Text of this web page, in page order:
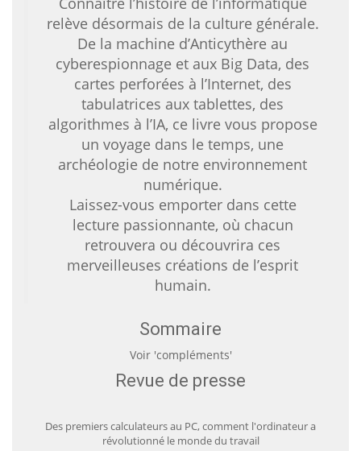
relève désormais de la culture générale.
De la machine d’Anticythère au
cyberespionnage et aux Big Data, des
cartes perforées à l’Internet, des
tabulatrices aux tablettes, des
algorithmes à l’IA, ce livre vous propose
un voyage dans le temps, une
archéologie de notre environnement
numérique.
Laissez-vous emporter dans cette
lecture passionnante, où chacun
retrouvera ou découvrira ces
merveilleuses créations de l’esprit
humain.
Sommaire
Voir 'compléments'
Revue de presse
Des premiers calculateurs au PC, comment l'ordinateur a
révolutionné le monde du travail